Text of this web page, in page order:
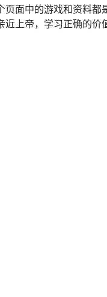
页面中的游戏和资料都
近上帝，学习正确的价